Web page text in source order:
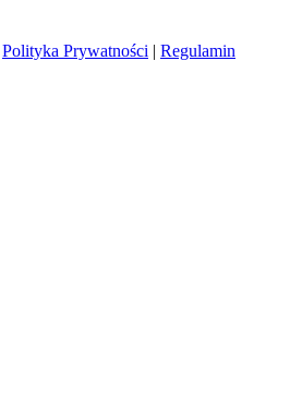
Polityka Prywatności | Regulamin